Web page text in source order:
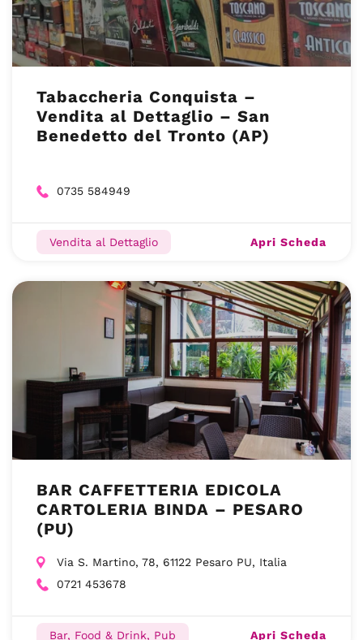
Tabaccheria Conquista –
Vendita al Dettaglio – San
Benedetto del Tronto (AP)
0735 584949
Vendita al Dettaglio Apri Scheda
BAR CAFFETTERIA EDICOLA
CARTOLERIA BINDA – PESARO
(PU)
Via S. Martino, 78, 61122 Pesaro PU, Italia
0721 453678
Bar, Food & Drink, Pub Apri Scheda